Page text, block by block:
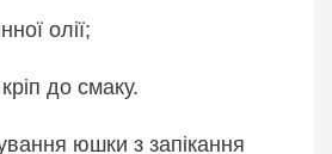
олії;
до смаку.
юшки з запікання